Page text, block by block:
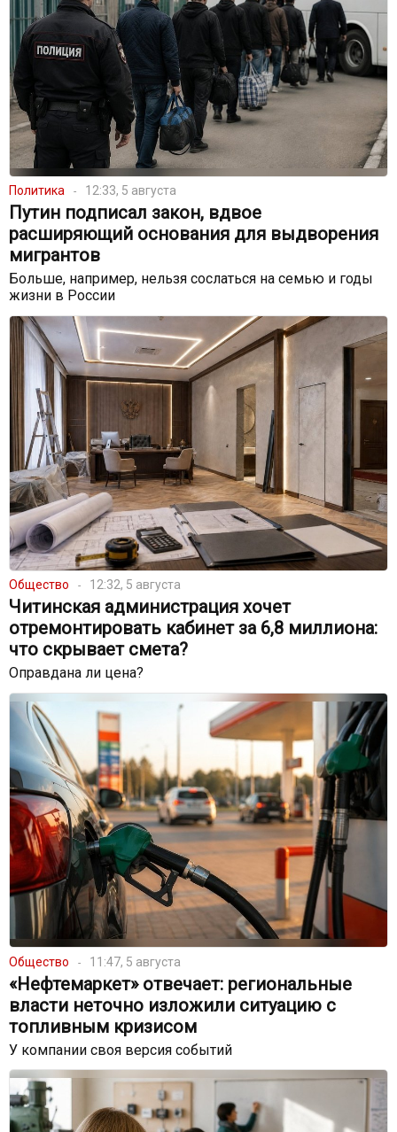
Политика 12:33, 5 августа
Путин подписал закон, вдвое
расширяющий основания для выдворения
мигрантов
Больше, например, нельзя сослаться на семью и годы
жизни в России
Общество 12:32, 5 августа
Читинская администрация хочет
отремонтировать кабинет за 6,8 миллиона:
что скрывает смета?
Оправдана ли цена?
Общество 11:47, 5 августа
«Нефтемаркет» отвечает: региональные
власти неточно изложили ситуацию с
топливным кризисом
У компании своя версия событий